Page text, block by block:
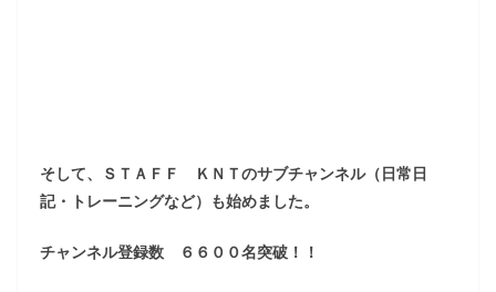
そして、ＳＴＡＦＦ ＫＮＴのサブチャンネル（日常日
記・トレーニングなど）も始めました。
チャンネル登録数 ６６００名突破！！